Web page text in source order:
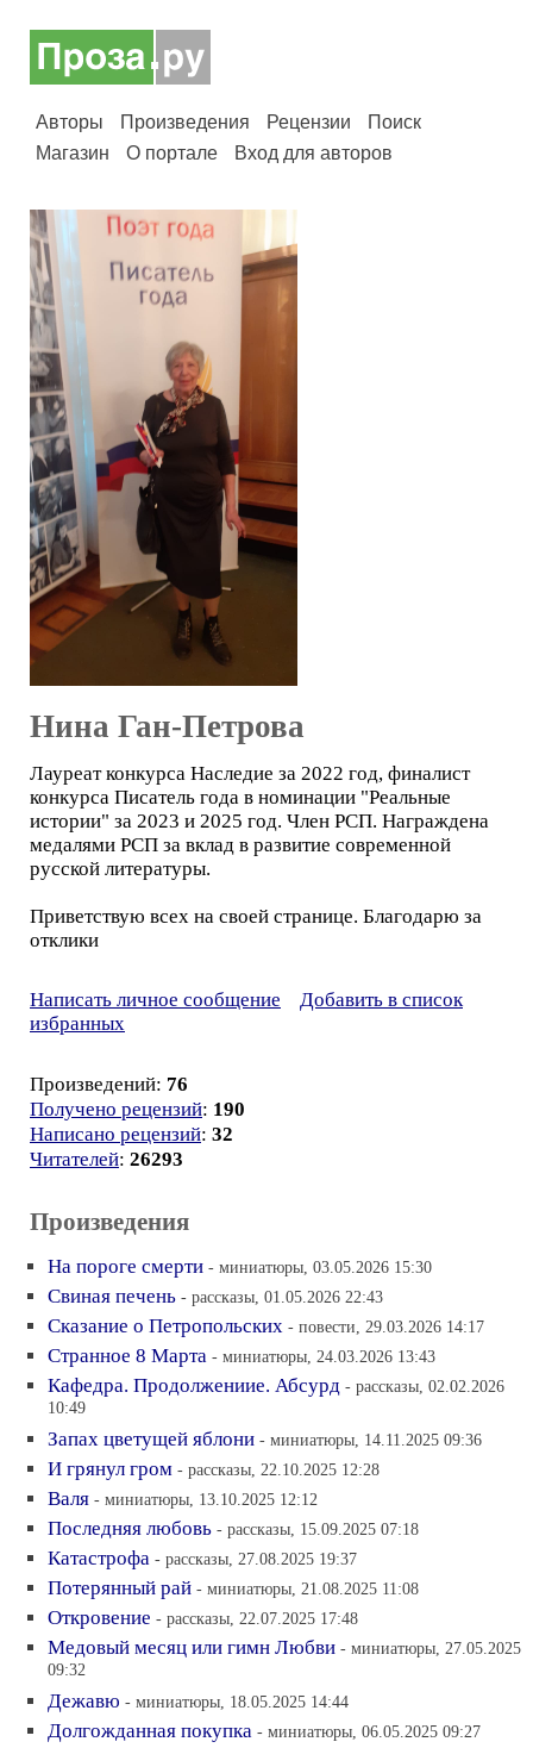
Авторы Произведения Рецензии
Поиск
Магазин
О портале Вход для авторов
Нина Ган-Петрова
Лауреат конкурса Наследие за 2022 год, финалист
конкурса Писатель года в номинации "Реальные
истории" за 2023 и 2025 год. Член РСП. Награждена
медалями РСП за вклад в развитие современной
русской литературы.
Приветствую всех на своей странице. Благодарю за
отклики
Написать личное сообщение
Добавить в список
избранных
Произведений: 76
Получено рецензий: 190
Написано рецензий: 32
Читателей: 26293
Произведения
На пороге смерти - миниатюры, 03.05.2026 15:30
Свиная печень - рассказы, 01.05.2026 22:43
Сказание о Петропольских - повести, 29.03.2026 14:17
Странное 8 Марта - миниатюры, 24.03.2026 13:43
Кафедра. Продолжениие. Абсурд - рассказы, 02.02.2026
10:49
Запах цветущей яблони - миниатюры, 14.11.2025 09:36
И грянул гром - рассказы, 22.10.2025 12:28
Валя - миниатюры, 13.10.2025 12:12
Последняя любовь - рассказы, 15.09.2025 07:18
Катастрофа - рассказы, 27.08.2025 19:37
Потерянный рай - миниатюры, 21.08.2025 11:08
Откровение - рассказы, 22.07.2025 17:48
Медовый месяц или гимн Любви - миниатюры, 27.05.2025
09:32
Дежавю - миниатюры, 18.05.2025 14:44
Долгожданная покупка - миниатюры, 06.05.2025 09:27